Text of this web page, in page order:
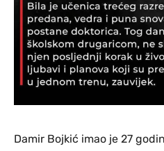
Damir Bojkić imao je 27